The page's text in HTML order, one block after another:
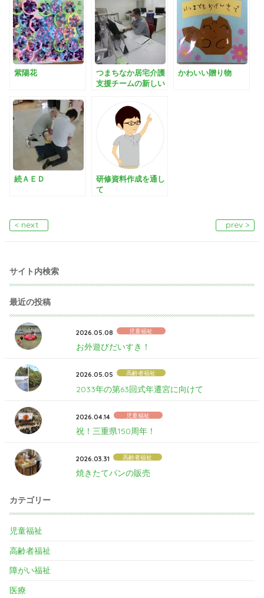
紫陽花
つまちなか居宅介護
支援チームの新しい
かわいい贈り物
続ＡＥＤ
研修資料作成を通し
て
< next prev >
サイト内検索
最近の投稿
2026.05.08 児童福祉
お外遊びだいすき！
2026.05.05 高齢者福祉
2033年の第63回式年遷宮に向けて
2026.04.14 児童福祉
祝！三重県150周年！
2026.03.31 高齢者福祉
焼きたてパンの販売
カテゴリー
児童福祉
高齢者福祉
障がい福祉
医療